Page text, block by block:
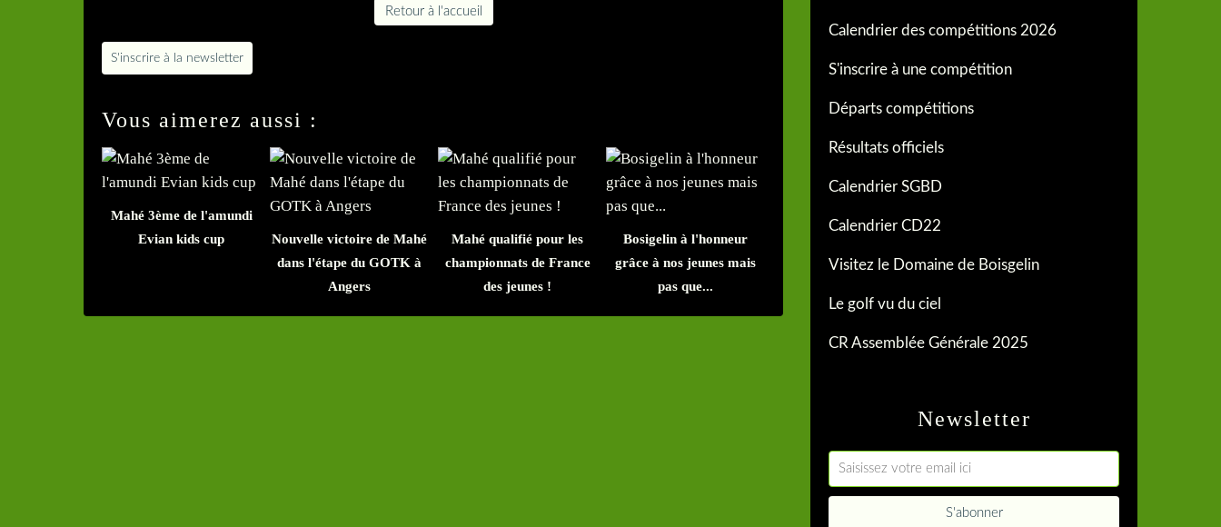
Retour à l'accueil
S'inscrire à la newsletter
Vous aimerez aussi :
Mahé 3ème de l'amundi
Evian kids cup
Nouvelle victoire de Mahé
dans l'étape du GOTK à
Angers
Mahé qualifié pour les
championnats de France
des jeunes !
Bosigelin à l'honneur
grâce à nos jeunes mais
pas que...
Newsletter
Calendrier des compétitions 2026
S'inscrire à une compétition
Départs compétitions
Résultats officiels
Calendrier SGBD
Calendrier CD22
Visitez le Domaine de Boisgelin
Le golf vu du ciel
CR Assemblée Générale 2025